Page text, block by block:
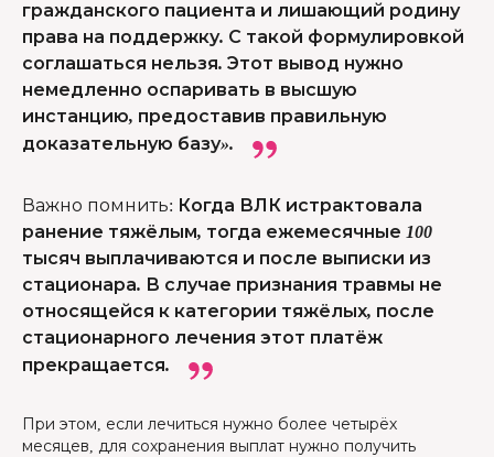
гражданского пациента и лишающий родину
права на поддержку. С такой формулировкой
соглашаться нельзя. Этот вывод нужно
немедленно оспаривать в высшую
инстанцию, предоставив правильную
доказательную базу».
Важно помнить: Когда ВЛК истрактовала
ранение тяжёлым, тогда ежемесячные 100
тысяч выплачиваются и после выписки из
стационара. В случае признания травмы не
относящейся к категории тяжёлых, после
стационарного лечения этот платёж
прекращается.
При этом, если лечиться нужно более четырёх
месяцев, для сохранения выплат нужно получить